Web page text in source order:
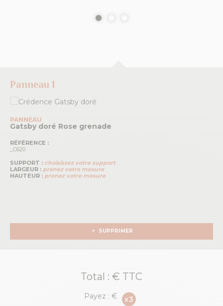
Panneau 1
PANNEAU
Gatsby doré Rose grenade
RÉFÉRENCE :
_C620
SUPPORT : choisissez votre support
LARGEUR : prenez votre mesure
HAUTEUR : prenez votre mesure
SUPPRIMER
Total : € TTC
Payez :€